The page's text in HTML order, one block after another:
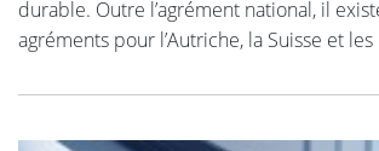
durable. Outre l’agrément national, il
agréments pour l’Autriche, la Suisse et les